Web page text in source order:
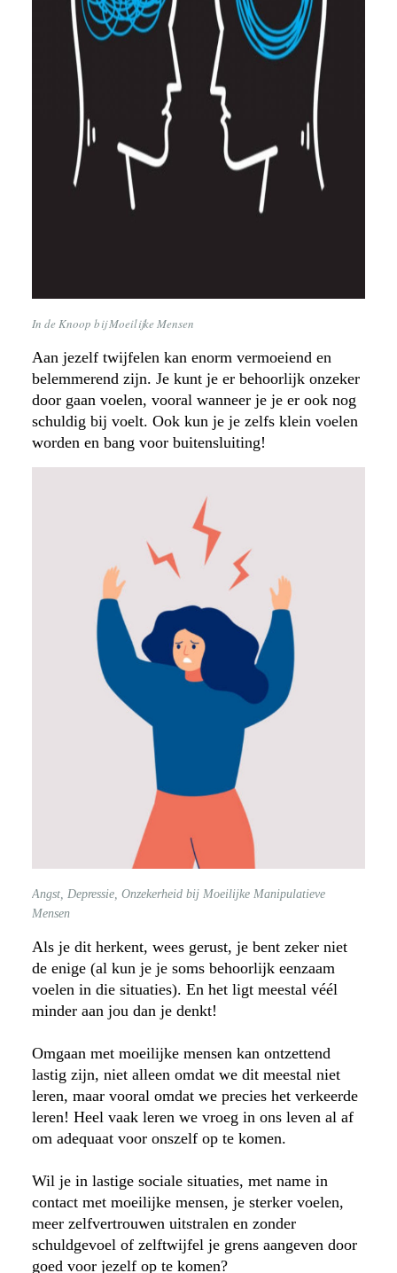
In de Knoop bij Moeilijke Mensen
Aan jezelf twijfelen kan enorm vermoeiend en
belemmerend zijn. Je kunt je er behoorlijk onzeker
door gaan voelen, vooral wanneer je je er ook nog
schuldig bij voelt. Ook kun je je zelfs klein voelen
worden en bang voor buitensluiting!
Angst, Depressie, Onzekerheid bij Moeilijke Manipulatieve
Mensen
Als je dit herkent, wees gerust, je bent zeker niet
de enige (al kun je je soms behoorlijk eenzaam
voelen in die situaties). En het ligt meestal véél
minder aan jou dan je denkt!
Omgaan met moeilijke mensen kan ontzettend
lastig zijn, niet alleen omdat we dit meestal niet
leren, maar vooral omdat we precies het verkeerde
leren! Heel vaak leren we vroeg in ons leven al af
om adequaat voor onszelf op te komen.
Wil je in lastige sociale situaties, met name in
contact met moeilijke mensen, je sterker voelen,
meer zelfvertrouwen uitstralen en zonder
schuldgevoel of zelftwijfel je grens aangeven door
goed voor jezelf op te komen?